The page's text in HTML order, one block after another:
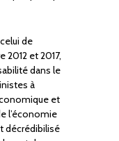
de
2012 et 2017,
dans le
à
et
l’économie
décrédibilisé